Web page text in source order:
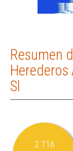
Resumen
Herederos
Sl
2.716